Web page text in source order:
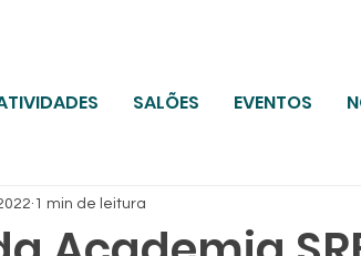
SALÕES EVENTOS
1 min de leitura